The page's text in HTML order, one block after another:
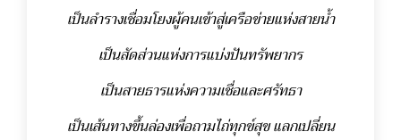
เป็นลำรางเชื่อมโยงผู้คนเข้าสู่เครือข่ายแห่งสายน้ำ
เป็นสัดส่วนแห่งการแบ่งปันทรัพยากร
เป็นสายธารแห่งความเชื่อและศรัทธา
เป็นเส้นทางขึ้นล่องเพื่อถามไถ่ทุกข์สุข แลกเปลี่ยน